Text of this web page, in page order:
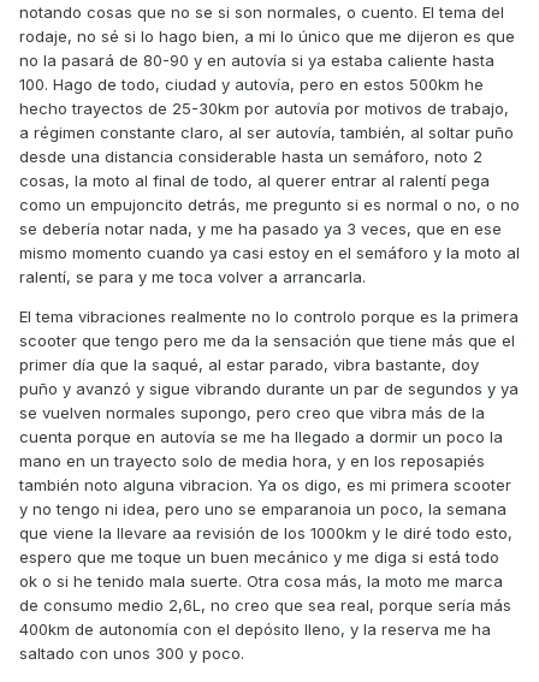
notando cosas que no se si son normales, o cuento. El tema del
rodaje, no sé si lo hago bien, a mi lo único que me dijeron es que
no la pasará de 80-90 y en autovía si ya estaba caliente hasta
100. Hago de todo, ciudad y autovía, pero en estos 500km he
hecho trayectos de 25-30km por autovía por motivos de trabajo,
a régimen constante claro, al ser autovía, también, al soltar puño
desde una distancia considerable hasta un semáforo, noto 2
cosas, la moto al final de todo, al querer entrar al ralentí pega
como un empujoncito detrás, me pregunto si es normal o no, o no
se debería notar nada, y me ha pasado ya 3 veces, que en ese
mismo momento cuando ya casi estoy en el semáforo y la moto al
ralentí, se para y me toca volver a arrancarla.
El tema vibraciones realmente no lo controlo porque es la primera
scooter que tengo pero me da la sensación que tiene más que el
primer día que la saqué, al estar parado, vibra bastante, doy
puño y avanzó y sigue vibrando durante un par de segundos y ya
se vuelven normales supongo, pero creo que vibra más de la
cuenta porque en autovía se me ha llegado a dormir un poco la
mano en un trayecto solo de media hora, y en los reposapiés
también noto alguna vibracion. Ya os digo, es mi primera scooter
y no tengo ni idea, pero uno se emparanoia un poco, la semana
que viene la llevare aa revisión de los 1000km y le diré todo esto,
espero que me toque un buen mecánico y me diga si está todo
ok o si he tenido mala suerte. Otra cosa más, la moto me marca
de consumo medio 2,6L, no creo que sea real, porque sería más
400km de autonomía con el depósito lleno, y la reserva me ha
saltado con unos 300 y poco.